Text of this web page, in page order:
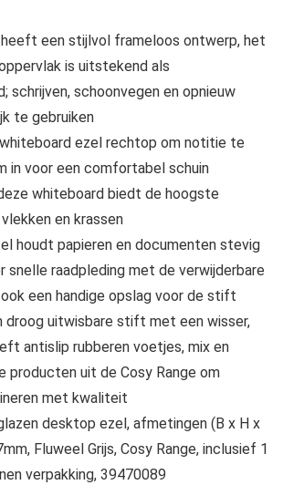
een stijlvol frameloos ontwerp, het
is uitstekend als
schrijven, schoonvegen en opnieuw
te gebruiken
ezel rechtop om notitie te
in voor een comfortabel schuin
whiteboard biedt de hoogste
en krassen
houdt papieren en documenten stevig
snelle raadpleding met de verwijderbare
een handige opslag voor de stift
droog uitwisbare stift met een wisser,
antislip rubberen voetjes, mix en
producten uit de Cosy Range om
met kwaliteit
desktop ezel, afmetingen (B x H x
Fluweel Grijs, Cosy Range, inclusief 1
verpakking, 39470089